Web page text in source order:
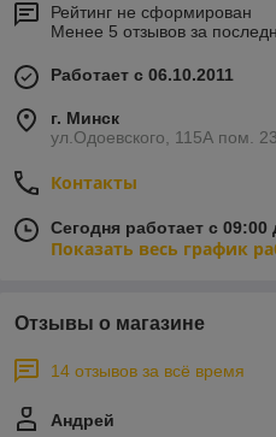
Рейтинг не сформирован
Менее 5 отзывов за
Работает с 06.10.2011
г. Минск
ул.Одоевского, 115А пом.
Контакты
Сегодня работает с 09:00
Показать весь график
Отзывы о магазине
14 отзывов за всё время
Андрей